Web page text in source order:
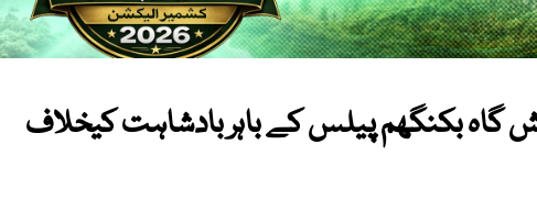
بکنگھم پیلس کے باہر بادشاہت کیخلاف